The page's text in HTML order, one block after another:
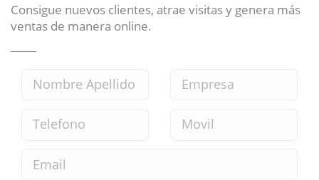
Consigue nuevos clientes, atrae visitas y genera más
ventas de manera online.